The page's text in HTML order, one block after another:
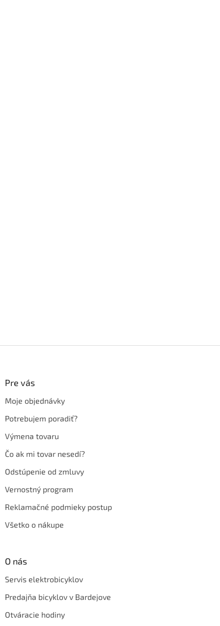
Pre vás
Moje objednávky
Potrebujem poradiť?
Výmena tovaru
Čo ak mi tovar nesedí?
Odstúpenie od zmluvy
Vernostný program
Reklamačné podmieky postup
Všetko o nákupe
O nás
Servis elektrobicyklov
Predajňa bicyklov v Bardejove
Otváracie hodiny